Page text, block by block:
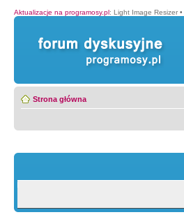
Aktualizacje na programosy.pl: Light Image Resizer •
Strona główna